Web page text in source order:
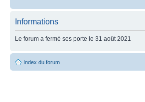
Informations
Le forum a fermé ses porte le 31 août 2021
Index du forum